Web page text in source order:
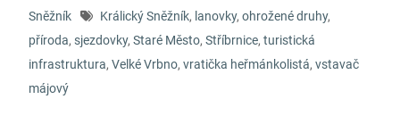
Sněžník
Králický Sněžník, lanovky, ohrožené druhy,
příroda, sjezdovky, Staré Město, Stříbrnice, turistická
infrastruktura, Velké Vrbno, vratička heřmánkolistá, vstavač
májový